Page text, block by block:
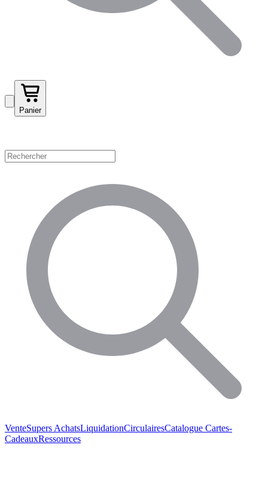
Panier
VenteSupers AchatsLiquidationCirculairesCatalogue Cartes-
CadeauxRessources